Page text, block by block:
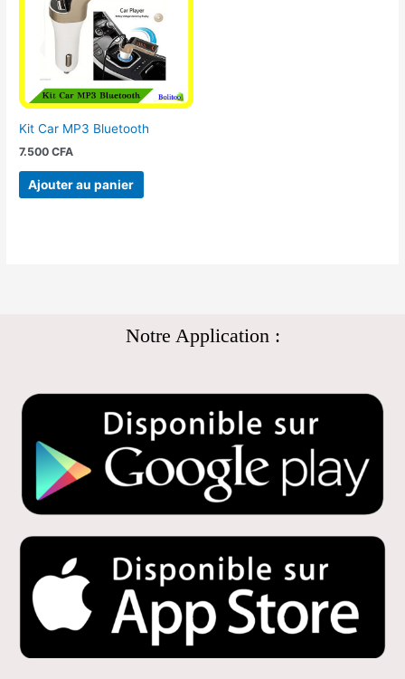
Kit Car MP3 Bluetooth
7.500CFA
Ajouter au panier
Notre Application :